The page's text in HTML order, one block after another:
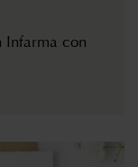
Infarma con